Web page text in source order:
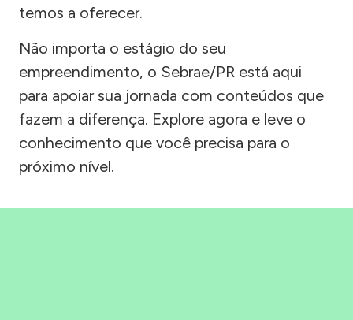
temos a oferecer.
Não importa o estágio do seu
empreendimento, o Sebrae/PR está aqui
para apoiar sua jornada com conteúdos que
fazem a diferença. Explore agora e leve o
conhecimento que você precisa para o
próximo nível.